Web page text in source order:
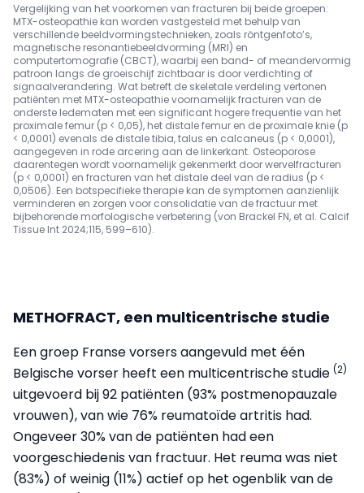
Vergelijking van het voorkomen van fracturen bij beide groepen:
MTX-osteopathie kan worden vastgesteld met behulp van
verschillende beeldvormingstechnieken, zoals röntgenfoto’s,
magnetische resonantiebeeldvorming (MRI) en
computertomografie (CBCT), waarbij een band- of meandervormig
patroon langs de groeischijf zichtbaar is door verdichting of
signaalverandering. Wat betreft de skeletale verdeling vertonen
patiënten met MTX-osteopathie voornamelijk fracturen van de
onderste ledematen met een significant hogere frequentie van het
proximale femur (p < 0,05), het distale femur en de proximale knie (p
< 0,0001) evenals de distale tibia, talus en calcaneus (p < 0,0001),
aangegeven in rode arcering aan de linkerkant. Osteoporose
daarentegen wordt voornamelijk gekenmerkt door wervelfracturen
(p < 0,0001) en fracturen van het distale deel van de radius (p <
0,0506). Een botspecifieke therapie kan de symptomen aanzienlijk
verminderen en zorgen voor consolidatie van de fractuur met
bijbehorende morfologische verbetering (von Brackel FN, et al. Calcif
Tissue Int 2024;115, 599–610).
METHOFRACT, een multicentrische studie
Een groep Franse vorsers aangevuld met één
Belgische vorser heeft een multicentrische studie (2)
uitgevoerd bij 92 patiënten (93% postmenopauzale
vrouwen), van wie 76% reumatoïde artritis had.
Ongeveer 30% van de patiënten had een
voorgeschiedenis van fractuur. Het reuma was niet
(83%) of weinig (11%) actief op het ogenblik van de